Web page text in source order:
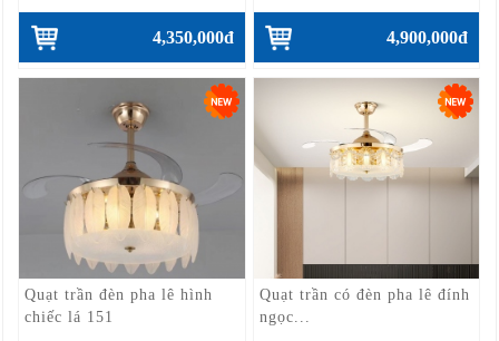
4,350,000đ 4,900,000đ
Quạt trần đèn pha lê hình
chiếc lá 151
Quạt trần có đèn pha lê đính
ngọc...